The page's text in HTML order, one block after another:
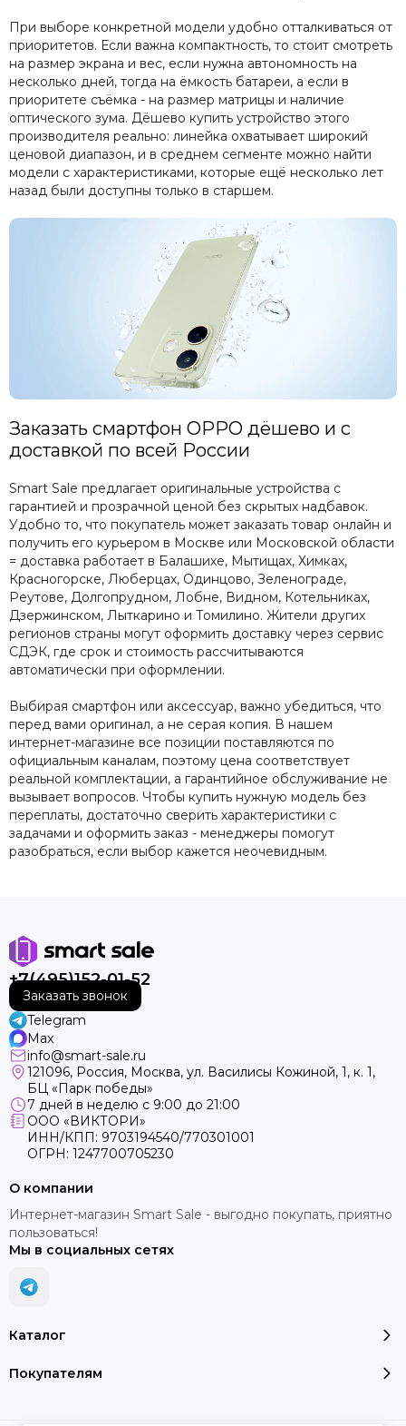
При выборе конкретной модели удобно отталкиваться от
приоритетов. Если важна компактность, то стоит смотреть
на размер экрана и вес, если нужна автономность на
несколько дней, тогда на ёмкость батареи, а если в
приоритете съёмка - на размер матрицы и наличие
оптического зума. Дёшево купить устройство этого
производителя реально: линейка охватывает широкий
ценовой диапазон, и в среднем сегменте можно найти
модели с характеристиками, которые ещё несколько лет
назад были доступны только в старшем.
Заказать смартфон OPPO дёшево и с
доставкой по всей России
Smart Sale предлагает оригинальные устройства с
гарантией и прозрачной ценой без скрытых надбавок.
Удобно то, что покупатель может заказать товар онлайн и
получить его курьером в Москве или Московской области
= доставка работает в Балашихе, Мытищах, Химках,
Красногорске, Люберцах, Одинцово, Зеленограде,
Реутове, Долгопрудном, Лобне, Видном, Котельниках,
Дзержинском, Лыткарино и Томилино. Жители других
регионов страны могут оформить доставку через сервис
СДЭК, где срок и стоимость рассчитываются
автоматически при оформлении.
Выбирая смартфон или аксессуар, важно убедиться, что
перед вами оригинал, а не серая копия. В нашем
интернет-магазине все позиции поставляются по
официальным каналам, поэтому цена соответствует
реальной комплектации, а гарантийное обслуживание не
вызывает вопросов. Чтобы купить нужную модель без
переплаты, достаточно сверить характеристики с
задачами и оформить заказ - менеджеры помогут
разобраться, если выбор кажется неочевидным.
+7(495)152-01-52
Заказать звонок
Telegram
Max
info@smart-sale.ru
121096, Россия, Москва, ул. Василисы Кожиной, 1, к. 1,
БЦ «Парк победы»
7 дней в неделю с 9:00 до 21:00
ООО «ВИКТОРИ»
ИНН/КПП: 9703194540/770301001
ОГРН: 1247700705230
Каталог
Покупателям
О компании
Интернет-магазин Smart Sale - выгодно покупать, приятно
пользоваться!
Мы в социальных сетях